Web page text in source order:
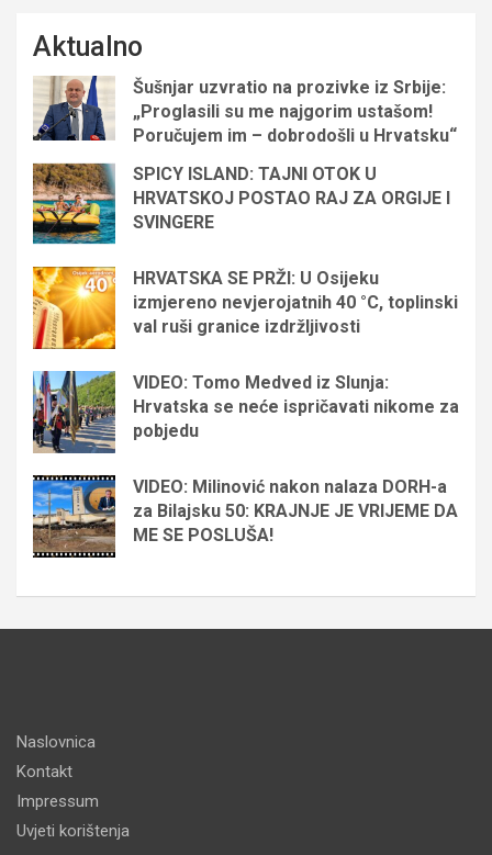
Aktualno
Šušnjar uzvratio na prozivke iz Srbije:
„Proglasili su me najgorim ustašom!
Poručujem im – dobrodošli u Hrvatsku“
SPICY ISLAND: TAJNI OTOK U
HRVATSKOJ POSTAO RAJ ZA ORGIJE I
SVINGERE
HRVATSKA SE PRŽI: U Osijeku
izmjereno nevjerojatnih 40 °C, toplinski
val ruši granice izdržljivosti
VIDEO: Tomo Medved iz Slunja:
Hrvatska se neće ispričavati nikome za
pobjedu
VIDEO: Milinović nakon nalaza DORH-a
za Bilajsku 50: KRAJNJE JE VRIJEME DA
ME SE POSLUŠA!
Naslovnica
Kontakt
Impressum
Uvjeti korištenja